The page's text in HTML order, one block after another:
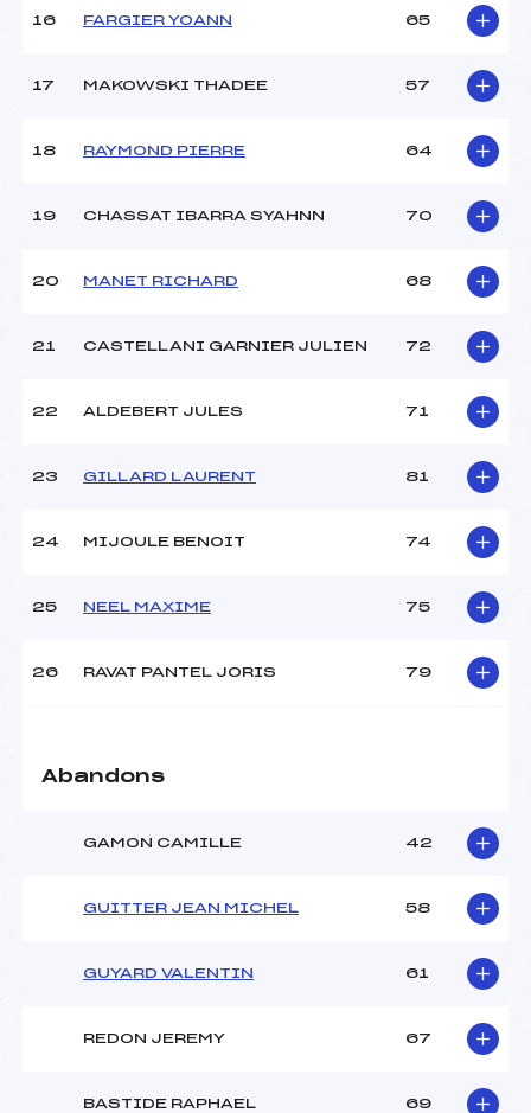
Pénalité appliquée :
138.3500
16 FARGIER YOANN 65
17 MAKOWSKI THADEE 57
18 RAYMOND PIERRE 64
19 CHASSAT IBARRA SYAHNN 70
20 MANET RICHARD 68
21 CASTELLANI GARNIER JULIEN 72
22 ALDEBERT JULES 71
23 GILLARD LAURENT 81
24 MIJOULE BENOIT 74
25 NEEL MAXIME 75
26 RAVAT PANTEL JORIS 79
Abandons
GAMON CAMILLE 42
GUITTER JEAN MICHEL 58
GUYARD VALENTIN 61
REDON JEREMY 67
BASTIDE RAPHAEL 69